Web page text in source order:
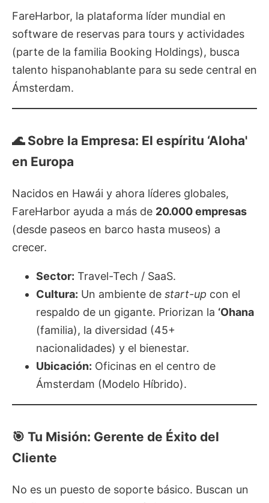
FareHarbor, la plataforma líder mundial en
software de reservas para tours y actividades
(parte de la familia Booking Holdings), busca
talento hispanohablante para su sede central en
Ámsterdam.
🌊 Sobre la Empresa: El espíritu ‘Aloha'
en Europa
Nacidos en Hawái y ahora líderes globales,
FareHarbor ayuda a más de 20.000 empresas
(desde paseos en barco hasta museos) a
crecer.
Sector: Travel-Tech / SaaS.
Cultura: Un ambiente de start-up con el
respaldo de un gigante. Priorizan la ‘Ohana
(familia), la diversidad (45+
nacionalidades) y el bienestar.
Ubicación: Oficinas en el centro de
Ámsterdam (Modelo Híbrido).
🎯 Tu Misión: Gerente de Éxito del
Cliente
No es un puesto de soporte básico. Buscan un